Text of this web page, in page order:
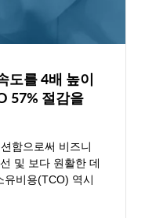
도를 4배 높이
57% 절감을
함으로써 비즈니
및 보다 원활한 데
유비용(TCO) 역시